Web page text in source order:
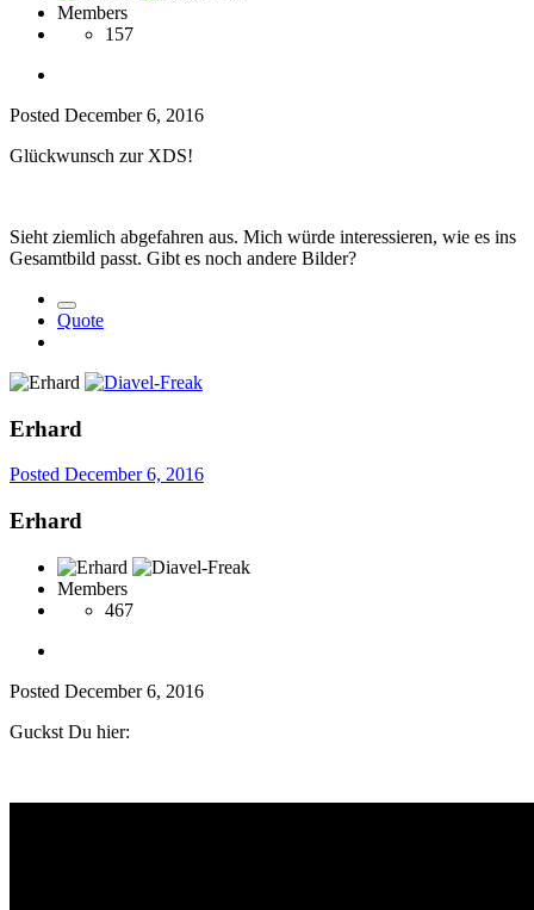
Members
157
Posted December 6, 2016
Glückwunsch zur XDS!
Sieht ziemlich abgefahren aus. Mich würde interessieren, wie es ins
Gesamtbild passt. Gibt es noch andere Bilder?
Quote
Erhard
Posted December 6, 2016
Erhard
Members
467
Posted December 6, 2016
Guckst Du hier: